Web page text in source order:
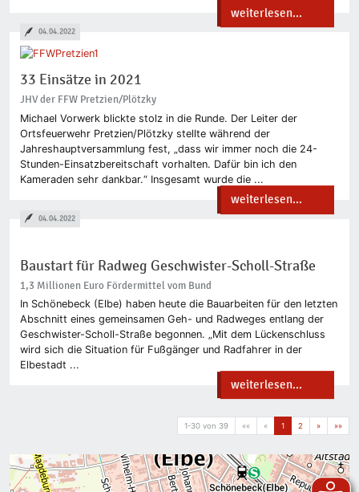
weiterlesen...
33 Einsätze in 2021
JHV der FFW Pretzien/Plötzky
Michael Vorwerk blickte stolz in die Runde. Der Leiter der
Ortsfeuerwehr Pretzien/Plötzky stellte während der
Jahreshauptversammlung fest, „dass wir immer noch die 24-
Stunden-Einsatzbereitschaft vorhalten. Dafür bin ich den
Kameraden sehr dankbar.“ Insgesamt wurde die ...
weiterlesen...
04.04.2022
Baustart für Radweg Geschwister-Scholl-Straße
1,3 Millionen Euro Fördermittel vom Bund
In Schönebeck (Elbe) haben heute die Bauarbeiten für den letzten
Abschnitt eines gemeinsamen Geh- und Radweges entlang der
Geschwister-Scholl-Straße begonnen. „Mit dem Lückenschluss
wird sich die Situation für Fußgänger und Radfahrer in der
Elbestadt ...
weiterlesen...
04.04.2022
1-30 von 39 «« « 1 2 » »»